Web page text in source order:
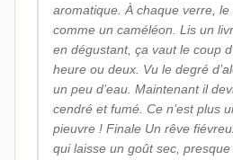
aromatique. À chaque verre,
comme un caméléon. Lis un
en dégustant, ça vaut le coup
heure ou deux. Vu le degré
un peu d’eau. Maintenant il
cendré et fumé. Ce n’est plus
pieuvre ! Finale Un rêve
qui laisse un goût sec,